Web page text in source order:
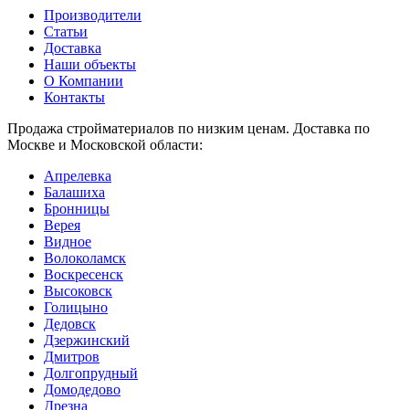
Производители
Статьи
Доставка
Наши объекты
О Компании
Контакты
Продажа стройматериалов по низким ценам. Доставка по
Москве и Московской области:
Апрелевка
Балашиха
Бронницы
Верея
Видное
Волоколамск
Воскресенск
Высоковск
Голицыно
Дедовск
Дзержинский
Дмитров
Долгопрудный
Домодедово
Дрезна